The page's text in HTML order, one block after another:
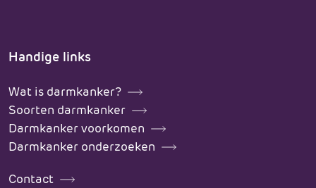
Handige links
Wat is darmkanker?
Soorten darmkanker
Darmkanker voorkomen
Darmkanker onderzoeken
Contact